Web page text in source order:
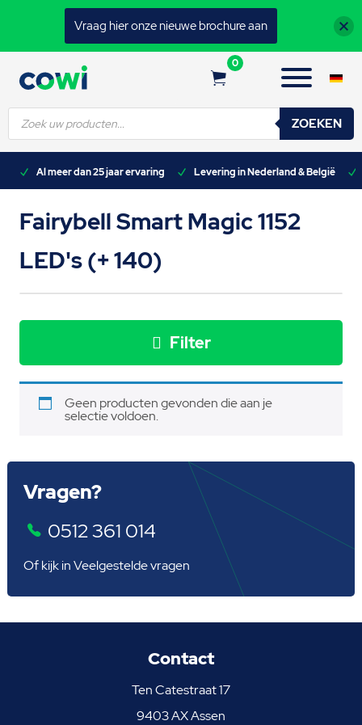
0
Producten
zoeken ZOEKEN
Al meer dan 25 jaar ervaring Levering in Nederland & België
Fairybell Smart Magic 1152
LED's (+ 140)
Filter
Geen producten gevonden die aan je
selectie voldoen.
Vragen?
0512 361 014
Of kijk inVeelgestelde vragen
Contact
Ten Catestraat 17
9403 AX Assen
Vraag hier onze nieuwe brochure aan